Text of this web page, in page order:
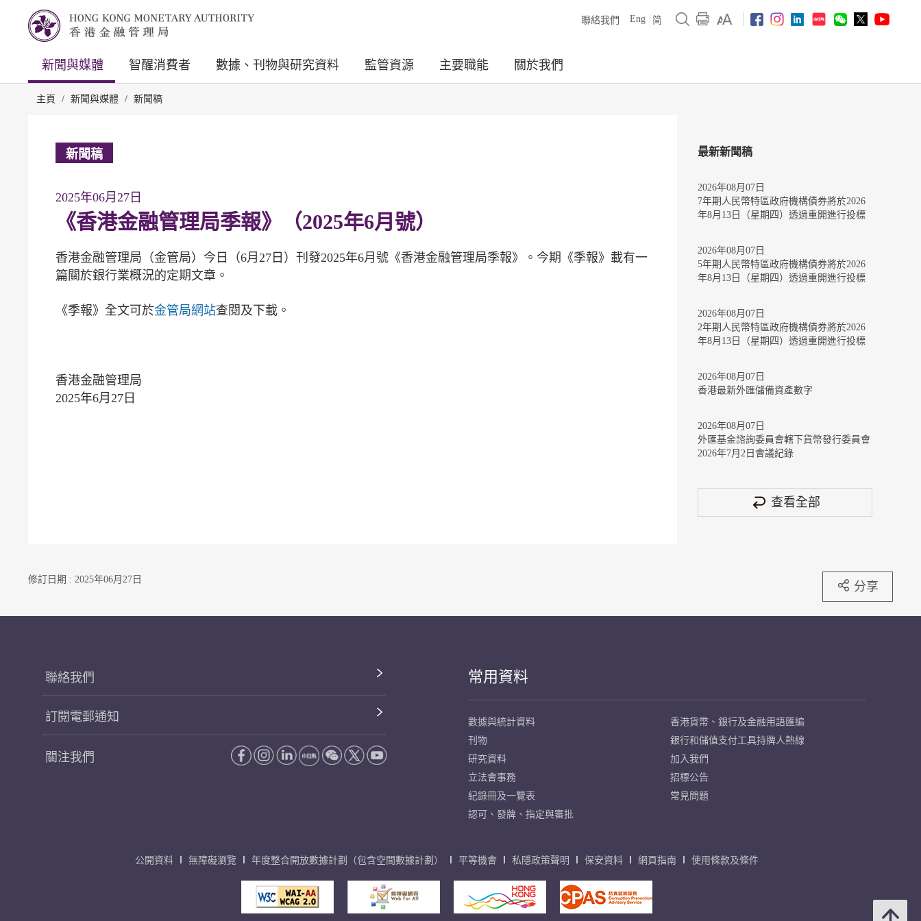
聯絡我們 Eng 简
新聞與媒體 智醒消費者 數據、刊物與研究資料 監管資源 主要職能 關於我們
主頁 / 新聞與媒體 / 新聞稿
新聞稿
2025年06月27日
《香港金融管理局季報》（2025年6月號）
香港金融管理局（金管局）今日（6月27日）刊發2025年6月號《香港金融管理局季報》。今期《季報》載有一
篇關於銀行業概況的定期文章。
《季報》全文可於金管局網站查閱及下載。
香港金融管理局
2025年6月27日
最新新聞稿
2026年08月07日
7年期人民幣特區政府機構債券將於2026
年8月13日（星期四）透過重開進行投標
2026年08月07日
5年期人民幣特區政府機構債券將於2026
年8月13日（星期四）透過重開進行投標
2026年08月07日
2年期人民幣特區政府機構債券將於2026
年8月13日（星期四）透過重開進行投標
2026年08月07日
香港最新外匯儲備資產數字
2026年08月07日
外匯基金諮詢委員會轄下貨幣發行委員會
2026年7月2日會議紀錄
查看全部
修訂日期 : 2025年06月27日 分享
聯絡我們
訂閱電郵通知
關注我們
常用資料
數據與統計資料
刊物
研究資料
立法會事務
紀錄冊及一覽表
認可、發牌、指定與審批
香港貨幣、銀行及金融用語匯編
銀行和儲值支付工具持牌人熱線
加入我們
招標公告
常見問題
公開資料 無障礙瀏覽 年度整合開放數據計劃（包含空間數據計劃） 平等機會 私隱政策聲明 保安資料 網頁指南 使用條款及條件